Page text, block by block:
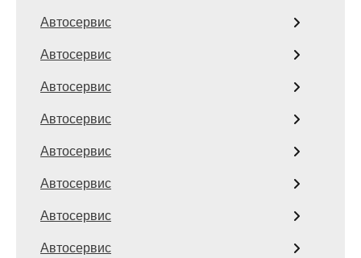
Автосервис
Автосервис
Автосервис
Автосервис
Автосервис
Автосервис
Автосервис
Автосервис